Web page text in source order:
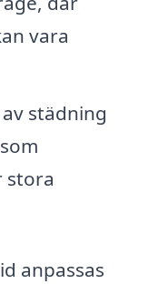
vara
städning
stora
anpassas